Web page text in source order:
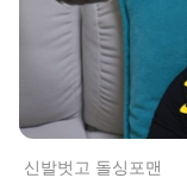
신발벗고 돌싱포맨